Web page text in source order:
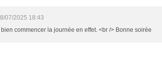
07/2025 18:43
commencer la journée en effet. <br /> Bonne soirée